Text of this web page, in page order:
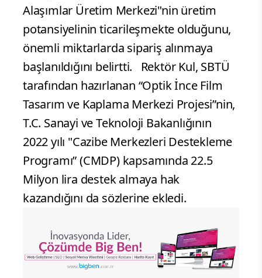
Alaşımlar Üretim Merkezi"nin üretim
potansiyelinin ticarileşmekte olduğunu,
önemli miktarlarda sipariş alınmaya
başlanıldığını belirtti. Rektör Kul, SBTÜ
tarafından hazırlanan “Optik İnce Film
Tasarım ve Kaplama Merkezi Projesi”nin,
T.C. Sanayi ve Teknoloji Bakanlığının
2022 yılı "Cazibe Merkezleri Destekleme
Programı” (CMDP) kapsamında 22.5
Milyon lira destek almaya hak
kazandığını da sözlerine ekledi.